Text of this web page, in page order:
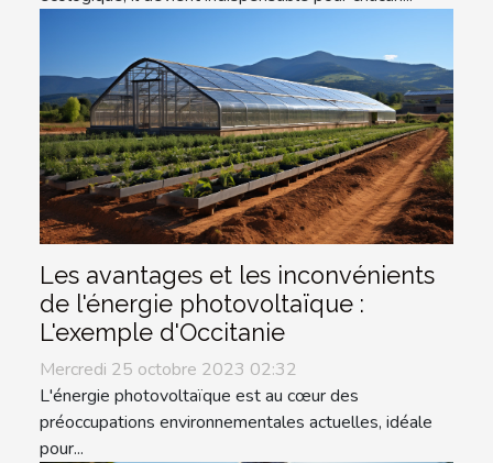
Les avantages et les inconvénients
de l'énergie photovoltaïque :
L'exemple d'Occitanie
Mercredi 25 octobre 2023 02:32
L'énergie photovoltaïque est au cœur des
préoccupations environnementales actuelles, idéale
pour...